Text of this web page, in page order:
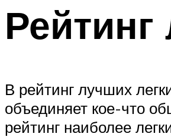
Рейтинг
В рейтинг лучших
объединяет кое-что
рейтинг наиболее